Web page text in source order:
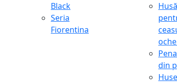
Black
Seria
Fiorentina
Husă
din
Huse